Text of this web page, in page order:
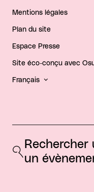
Mentions légales
Plan du site
Espace Presse
Site éco-conçu avec
Français
Rechercher
un